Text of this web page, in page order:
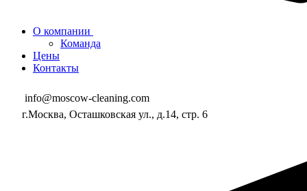
О компании
Команда
Цены
Контакты
info@moscow-cleaning.com
г.Москва, Осташковская ул., д.14, стр. 6